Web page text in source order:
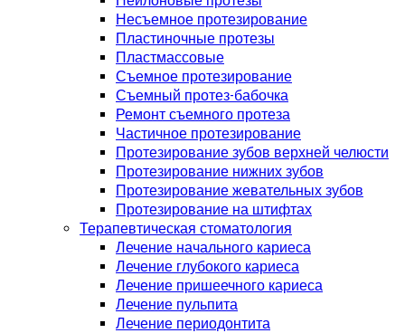
Несъемное протезирование
Пластиночные протезы
Пластмассовые
Съемное протезирование
Съемный протез-бабочка
Ремонт съемного протеза
Частичное протезирование
Протезирование зубов верхней челюсти
Протезирование нижних зубов
Протезирование жевательных зубов
Протезирование на штифтах
Терапевтическая стоматология
Лечение начального кариеса
Лечение глубокого кариеса
Лечение пришеечного кариеса
Лечение пульпита
Лечение периодонтита